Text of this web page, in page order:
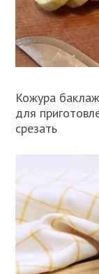
Кожура
для
срезать